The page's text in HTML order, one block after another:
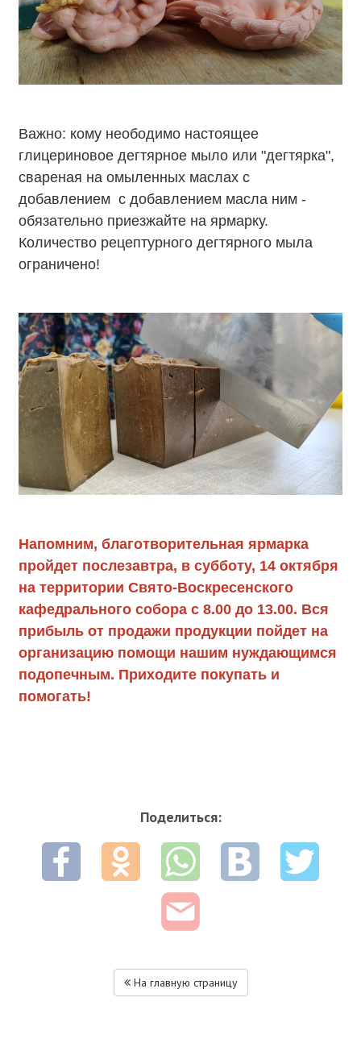
Важно: кому неободимо настоящее
глицериновое дегтярное мыло или "дегтярка",
свареная на омыленных маслах с
добавлением с добавлением масла ним -
обязательно приезжайте на ярмарку.
Количество рецептурного дегтярного мыла
ограничено!
Напомним, благотворительная ярмарка
пройдет послезавтра, в субботу, 14 октября
на территории Свято-Воскресенского
кафедрального собора с 8.00 до 13.00. Вся
прибыль от продажи продукции пойдет на
организацию помощи нашим нуждающимся
подопечным. Приходите покупать и
помогать!
Поделиться:
На главную страницу